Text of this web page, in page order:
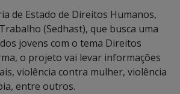
de Estado de Direitos Humanos,
(Sedhast), que busca uma
jovens com o tema Direitos
o projeto vai levar informações
violência contra mulher, violência
entre outros.